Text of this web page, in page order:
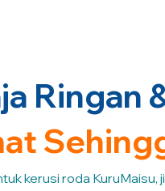
Ringan
kerusi roda KuruMaisu,